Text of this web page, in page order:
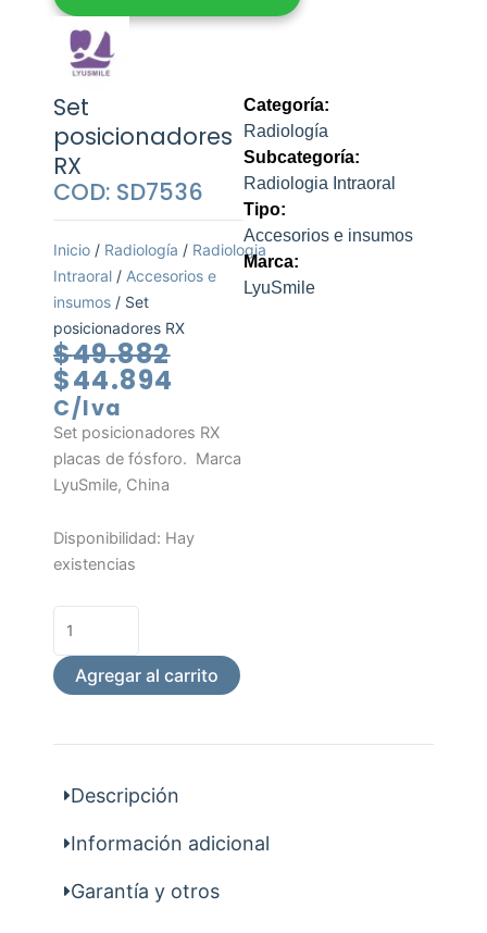
Set
posicionadores
RX
COD: SD7536
Inicio / Radiología / Radiologia
Intraoral / Accesorios e
insumos / Set
posicionadores RX
$49.882El
precio
era:
$49.882.
$44.894
es:
$44.894.
C/Iva
Set posicionadores RX
placas de fósforo. Marca
LyuSmile, China
Disponibilidad: Hay
existencias
Set
posicionadores
cantidad
Agregar al carrito
Categoría:
Radiología
Subcategoría:
Radiologia Intraoral
Tipo:
Accesorios e insumos
Marca:
LyuSmile
Descripción
Información adicional
Garantía y otros